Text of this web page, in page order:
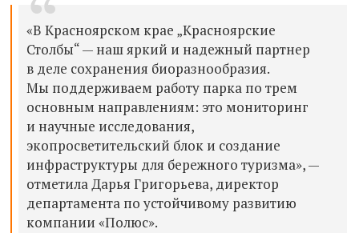
«В Красноярском крае „Красноярские
Столбы“ — наш яркий и надежный партнер
в деле сохранения биоразнообразия.
Мы поддерживаем работу парка по трем
основным направлениям: это мониторинг
и научные исследования,
экопросветительский блок и создание
инфраструктуры для бережного туризма», —
отметила Дарья Григорьева, директор
департамента по устойчивому развитию
компании «Полюс».